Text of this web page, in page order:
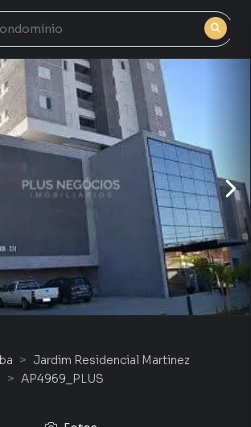
Jardim Residencial Martinez
AP4969_PLUS